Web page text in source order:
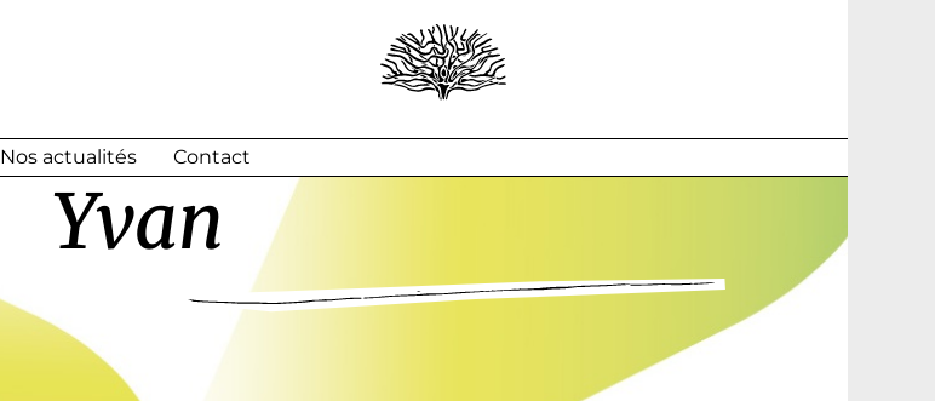
Nos actualités Contact
Yvan